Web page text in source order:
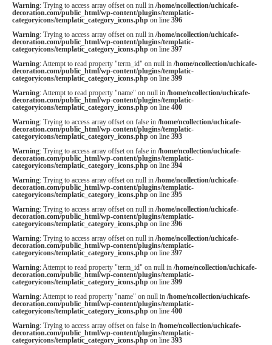
Warning: Trying to access array offset on null in /home/ncollection/uchicafe-
decoration.com/public_html/wp-content/plugins/templatic-
categoryicons/templatic_category_icons.phpon line 396
Warning: Trying to access array offset on null in /home/ncollection/uchicafe-
decoration.com/public_html/wp-content/plugins/templatic-
categoryicons/templatic_category_icons.phpon line 397
Warning: Attempt to read property "term_id" on null in /home/ncollection/uchicafe-
decoration.com/public_html/wp-content/plugins/templatic-
categoryicons/templatic_category_icons.phpon line 399
Warning: Attempt to read property "name" on null in /home/ncollection/uchicafe-
decoration.com/public_html/wp-content/plugins/templatic-
categoryicons/templatic_category_icons.phpon line 400
Warning: Trying to access array offset on false in /home/ncollection/uchicafe-
decoration.com/public_html/wp-content/plugins/templatic-
categoryicons/templatic_category_icons.phpon line 393
Warning: Trying to access array offset on false in /home/ncollection/uchicafe-
decoration.com/public_html/wp-content/plugins/templatic-
categoryicons/templatic_category_icons.phpon line 394
Warning: Trying to access array offset on null in /home/ncollection/uchicafe-
decoration.com/public_html/wp-content/plugins/templatic-
categoryicons/templatic_category_icons.phpon line 395
Warning: Trying to access array offset on null in /home/ncollection/uchicafe-
decoration.com/public_html/wp-content/plugins/templatic-
categoryicons/templatic_category_icons.phpon line 396
Warning: Trying to access array offset on null in /home/ncollection/uchicafe-
decoration.com/public_html/wp-content/plugins/templatic-
categoryicons/templatic_category_icons.phpon line 397
Warning: Attempt to read property "term_id" on null in /home/ncollection/uchicafe-
decoration.com/public_html/wp-content/plugins/templatic-
categoryicons/templatic_category_icons.phpon line 399
Warning: Attempt to read property "name" on null in /home/ncollection/uchicafe-
decoration.com/public_html/wp-content/plugins/templatic-
categoryicons/templatic_category_icons.phpon line 400
Warning: Trying to access array offset on false in /home/ncollection/uchicafe-
decoration.com/public_html/wp-content/plugins/templatic-
categoryicons/templatic_category_icons.phpon line 393